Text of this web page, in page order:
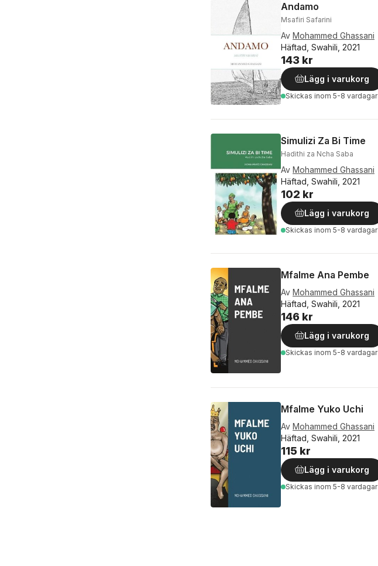
Andamo
Msafiri Safarini
Av Mohammed Ghassani
Häftad, Swahili, 2021
143 kr
Lägg i varukorg
Skickas inom 5-8 vardagar
Simulizi Za Bi Time
Hadithi za Ncha Saba
Av Mohammed Ghassani
Häftad, Swahili, 2021
102 kr
Lägg i varukorg
Skickas inom 5-8 vardagar
Mfalme Ana Pembe
Av Mohammed Ghassani
Häftad, Swahili, 2021
146 kr
Lägg i varukorg
Skickas inom 5-8 vardagar
Mfalme Yuko Uchi
Av Mohammed Ghassani
Häftad, Swahili, 2021
115 kr
Lägg i varukorg
Skickas inom 5-8 vardagar